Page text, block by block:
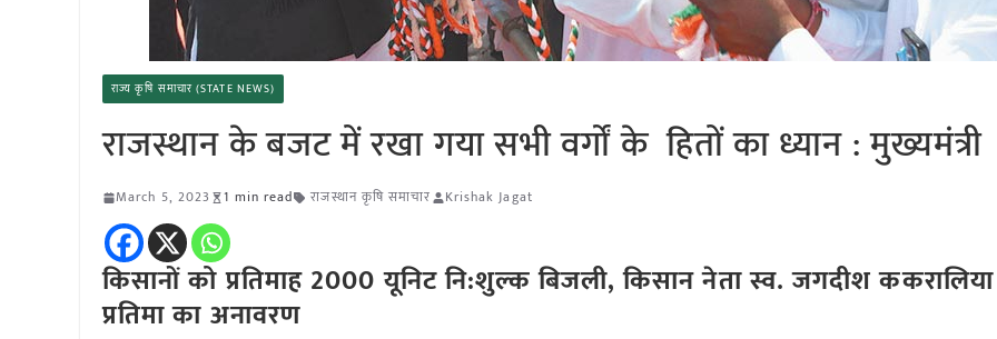
राज्य कृषि समाचार (STATE NEWS)
राजस्थान के बजट में रखा गया सभी वर्गों के हितों का ध्यान : मुख्यमंत्री
March 5, 2023 1 min read राजस्थान कृषि समाचार Krishak Jagat
किसानों को प्रतिमाह 2000 यूनिट नि:शुल्क बिजली, किसान नेता स्व. जगदीश
प्रतिमा का अनावरण